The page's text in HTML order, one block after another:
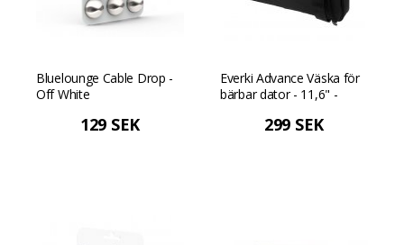
Bluelounge Cable Drop -
Off White
129 SEK
Everki Advance Väska för
bärbar dator - 11,6" -
299 SEK